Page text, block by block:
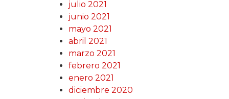
julio 2021
junio 2021
mayo 2021
abril 2021
marzo 2021
febrero 2021
enero 2021
diciembre 2020